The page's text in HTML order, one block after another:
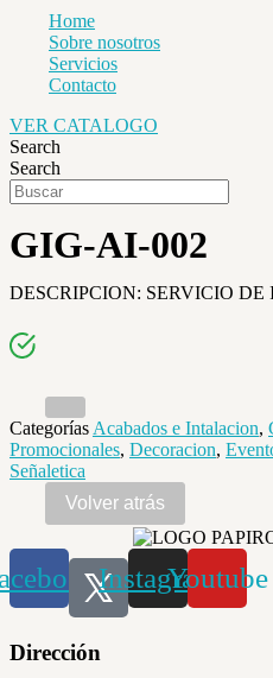
Home
Sobre nosotros
Servicios
Contacto
VER CATALOGO
Search
Search
GIG-AI-002
DESCRIPCION: SERVICIO
CategoríasAcabados e Intalacion,
Promocionales, Decoracion,
Señaletica
InstagramYoutube
Dirección